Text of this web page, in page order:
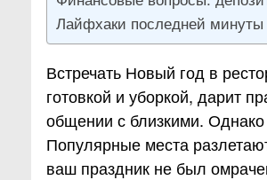
Лайфхаки последней минуты
Встречать Новый год в
готовкой и уборкой, дарит
общении с близкими. Однако
Популярные места
ваш праздник не был